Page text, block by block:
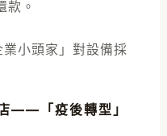
款。
業小頭家」對設備採
——「疫後轉型」